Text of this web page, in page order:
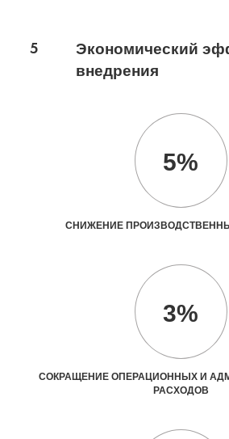
5
Экономический
внедрения
5%
СНИЖЕНИЕ
3%
СОКРАЩЕНИЕ ОПЕРАЦИОННЫХ И
РАСХОДОВ